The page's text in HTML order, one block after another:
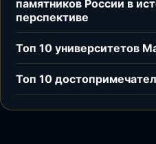
памятников России в
перспективе
Топ 10 университетов
Топ 10